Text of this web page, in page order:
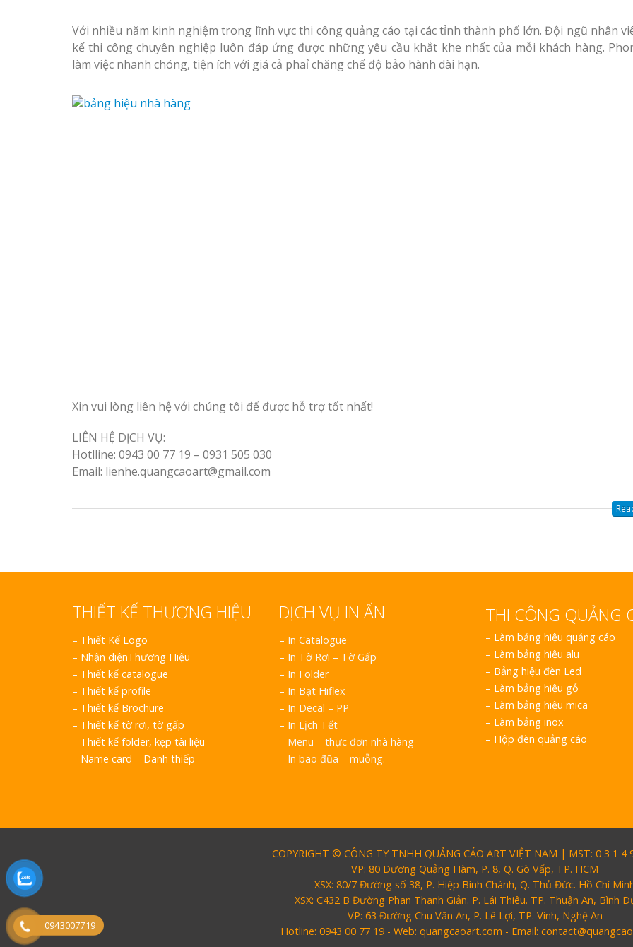
Với nhiều năm kinh nghiệm trong lĩnh vực thi công quảng cáo tại các tỉnh thành phố lớn. Đội ngũ nhân
kế thi công chuyên nghiệp luôn đáp ứng được những yêu cầu khắt khe nhất của mỗi khách hàng.
làm việc nhanh chóng, tiện ích với giá cả phaỉ chăng chế độ bảo hành dài hạn.
Xin vui lòng liên hệ với chúng tôi để được hỗ trợ tốt nhất!
LIÊN HỆ DỊCH VỤ:
Hotlline: 0943 00 77 19 – 0931 505 030
Email: lienhe.quangcaoart@gmail.com
THIẾT KẾ THƯƠNG HIỆU
– Thiết Kế Logo
– Nhận diệnThương Hiệu
– Thiết kế catalogue
– Thiết kế profile
– Thiết kế Brochure
– Thiết kế tờ rơi, tờ gấp
– Thiết kế folder, kẹp tài liệu
– Name card – Danh thiếp
DỊCH VỤ IN ẤN
– In Catalogue
– In Tờ Rơi – Tờ Gấp
– In Folder
– In Bạt Hiflex
– In Decal – PP
– In Lịch Tết
– Menu – thực đơn nhà hàng
– In bao đũa – muỗng.
THI CÔNG QUẢNG
– Làm bảng hiệu quảng cáo
– Làm bảng hiệu alu
– Bảng hiệu đèn Led
– Làm bảng hiệu gỗ
– Làm bảng hiệu mica
– Làm bảng inox
– Hộp đèn quảng cáo
COPYRIGHT © CÔNG TY TNHH QUẢNG CÁO ART VIỆT NAM | MST: 0 3 1 4
VP: 80 Dương Quảng Hàm, P. 8, Q. Gò Vấp, TP. HCM
XSX: 80/7 Đường số 38, P. Hiệp Bình Chánh, Q. Thủ Đức. Hồ Chí
XSX: C432 B Đường Phan Thanh Giản. P. Lái Thiêu. TP. Thuận An, Bình
VP: 63 Đường Chu Văn An, P. Lê Lợi, TP. Vinh, Nghệ An
Hotline: 0943 00 77 19 - Web: quangcaoart.com - Email:
0943007719